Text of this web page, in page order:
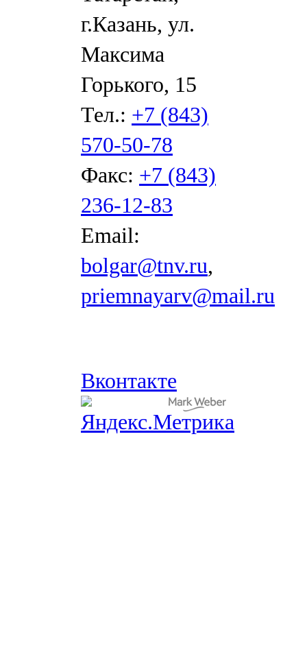
г.Казань, ул.
Максима
Горького, 15
Тел.: +7 (843)
570-50-78
Факс: +7 (843)
236-12-83
Email:
bolgar@tnv.ru,
priemnayarv@mail.ru
Вконтакте